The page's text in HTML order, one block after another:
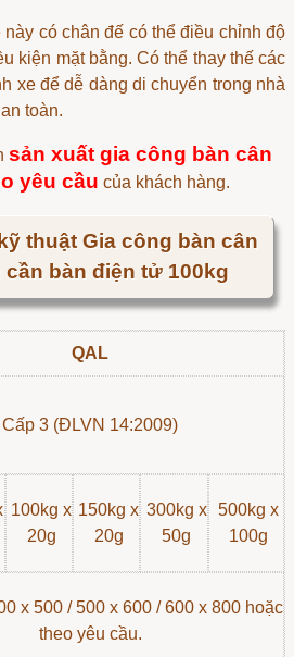
này có chân đế có thể điều chỉnh độ
kiện mặt bằng. Có thể thay thế các
xe để dễ dàng di chuyển trong nhà
toàn.
sản xuất gia công bàn cân
yêu cầu của khách hàng.
thuật Gia công bàn cân
cần bàn điện tử 100kg
QAL
Cấp 3 (ĐLVN 14:2009)
100kg x
20g
150kg x
20g
300kg x
50g
500kg x
100g
x 500 / 500 x 600 / 600 x 800 hoặc
theo yêu cầu.